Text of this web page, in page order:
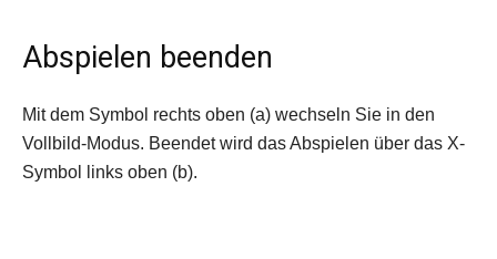
Abspielen beenden
Mit dem Symbol rechts oben (a) wechseln Sie in den
Vollbild-Modus. Beendet wird das Abspielen über das X-
Symbol links oben (b).